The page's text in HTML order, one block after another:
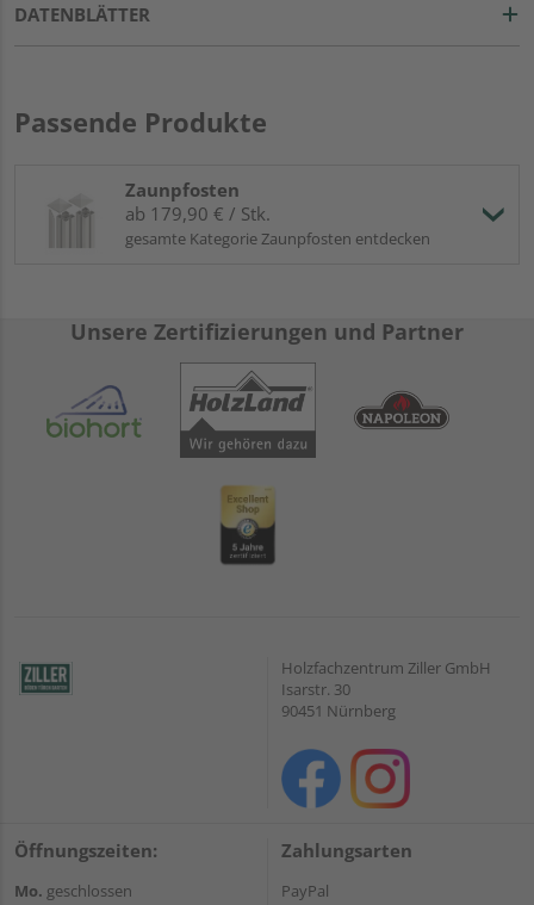
DATENBLÄTTER
Passende Produkte
Zaunpfosten
ab 179,90 € / Stk.
gesamte Kategorie Zaunpfosten entdecken
Unsere Zertifizierungen und Partner
Holzfachzentrum Ziller GmbH
Isarstr. 30
90451 Nürnberg
Öffnungszeiten:
Mo. geschlossen
Zahlungsarten
PayPal